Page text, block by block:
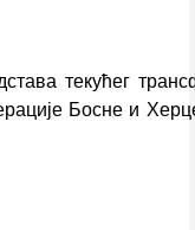
текућег
Босне и